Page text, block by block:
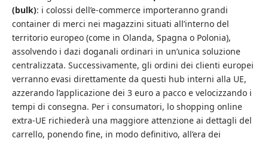
(bulk): i colossi dell’e-commerce importeranno grandi
container di merci nei magazzini situati all’interno del
territorio europeo (come in Olanda, Spagna o Polonia),
assolvendo i dazi doganali ordinari in un’unica soluzione
centralizzata. Successivamente, gli ordini dei clienti europei
verranno evasi direttamente da questi hub interni alla UE,
azzerando l’applicazione dei 3 euro a pacco e velocizzando i
tempi di consegna. Per i consumatori, lo shopping online
extra-UE richiederà una maggiore attenzione ai dettagli del
carrello, ponendo fine, in modo definitivo, all’era dei